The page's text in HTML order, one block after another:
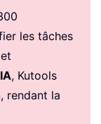
les tâches
, Kutools
rendant la